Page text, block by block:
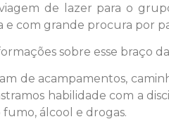
de lazer para o
e com grande procura por
sobre esse braço
de acampamentos,
habilidade com a
álcool e drogas.